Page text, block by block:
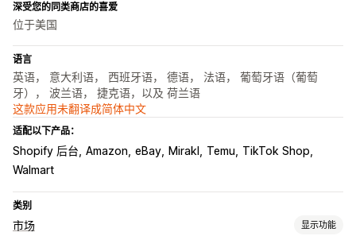
深受您的同类商店的喜爱
位于美国
语言
英语， 意大利语， 西班牙语， 德语， 法语， 葡萄牙语（葡萄
牙）， 波兰语， 捷克语，以及 荷兰语
这款应用未翻译成简体中文
适配以下产品：
Shopify 后台 Amazon eBay Mirakl Temu
TikTok Shop
Walmart
类别
市场 显示功能